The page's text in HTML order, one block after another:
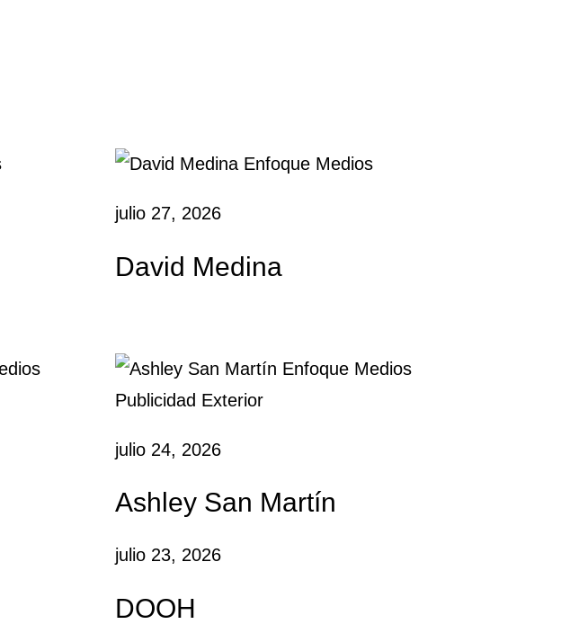
julio 27, 2026
David Medina
julio 24, 2026
Ashley San Martín
julio 23, 2026
DOOH